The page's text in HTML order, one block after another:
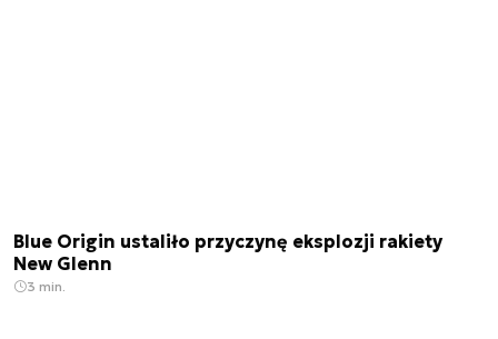
Blue Origin ustaliło przyczynę eksplozji rakiety
New Glenn
3 min.